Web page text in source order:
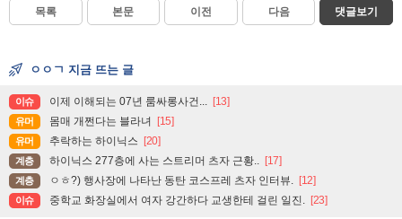
목록 본문 이전 다음 댓글보기
ㅇㅇㄱ 지금 뜨는 글
이슈 이제 이해되는 07년 룸싸롱사건... [13]
유머 몸매 개쩐다는 블라녀 [15]
유머 추락하는 하이닉스 [20]
계층 하이닉스 277층에 사는 스트리머 츠자 근황.. [17]
계층 ㅇㅎ?) 행사장에 나타난 동탄 코스프레 츠자 인터뷰. [12]
이슈 중학교 화장실에서 여자 강간하다 교생한테 걸린 일진. [23]